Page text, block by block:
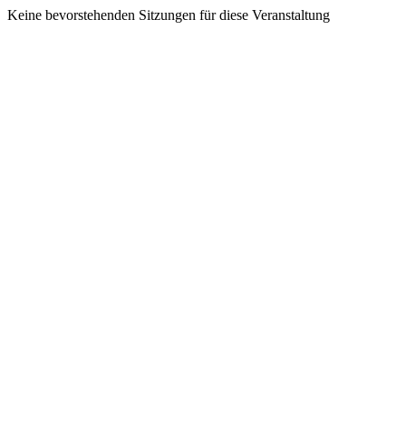
Keine bevorstehenden Sitzungen für diese Veranstaltung